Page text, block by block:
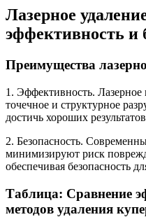
Лазерное
эффективность и
Преимущества
1. Эффективность. Лазерное
точечное и структурное
достичь хороших
2. Безопасность.
минимизируют риск
обеспечивая безопасность
Таблица: Сравнение
методов удаления